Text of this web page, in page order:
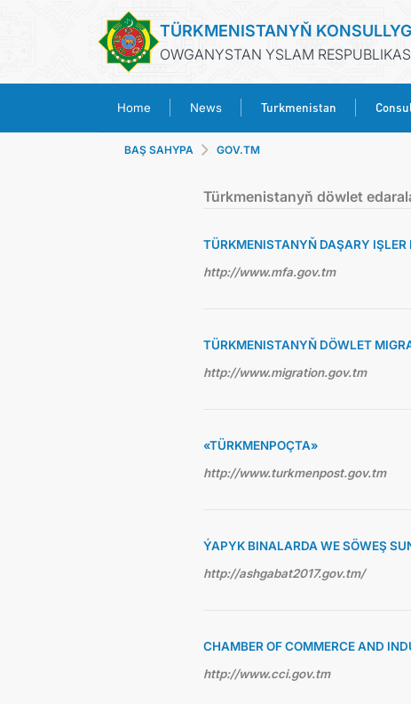
TÜRKMENISTANYŇ
OWGANYSTAN YSLAM
Home News Turkmenistan
BAŞ SAHYPA GOV.TM
Türkmenistanyň döwlet
TÜRKMENISTANYŇ DAŞARY IŞLER
http://www.mfa.gov.tm
TÜRKMENISTANYŇ DÖWLET
http://www.migration.gov.tm
«TÜRKMENPOÇTA»
http://www.turkmenpost.gov.tm
ÝAPYK BINALARDA WE SÖWEŞ
http://ashgabat2017.gov.tm/
CHAMBER OF COMMERCE AND
http://www.cci.gov.tm